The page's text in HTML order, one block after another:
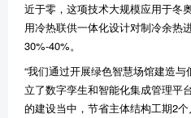
近于零，这项技术大规模应用于冬
用冷热联供一体化设计对制冷余热
30%-40%。
“我们通过开展绿色智慧场馆建造
立了数字孪生和智能化集成管理平
的建设当中，节省主体结构工期2